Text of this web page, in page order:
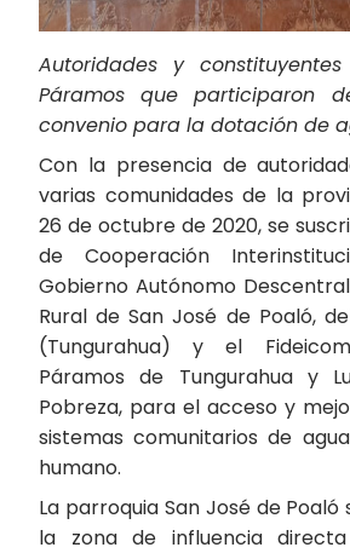
Autoridades y
Páramos que participaron
convenio para la dotación de
Con la presencia de
varias comunidades de la
26 de octubre de 2020, se
de Cooperación
Gobierno Autónomo
Rural de San José de Poaló,
(Tungurahua) y el
Páramos de Tungurahua y
Pobreza, para el acceso y
sistemas comunitarios de
humano.
La parroquia San José de
la zona de influencia